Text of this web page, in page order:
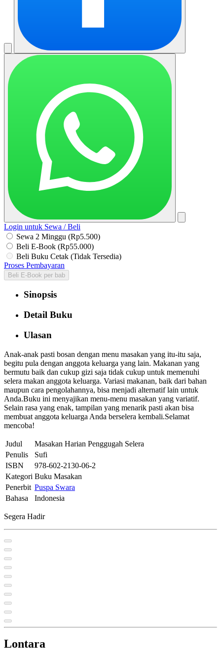
Login untuk Sewa / Beli
Sewa 2 Minggu (Rp5.500)
Beli E-Book (Rp55.000)
Beli Buku Cetak (Tidak Tersedia)
Proses Pembayaran
Beli E-Book per bab
Sinopsis
Detail Buku
Ulasan
Anak-anak pasti bosan dengan menu masakan yang itu-itu saja,
begitu pula dengan anggota keluarga yang lain. Makanan yang
bermutu baik dan cukup gizi saja tidak cukup untuk memenuhi
selera makan anggota keluarga. Variasi makanan, baik dari bahan
maupun cara pengolahannya, bisa menjadi alternatif lain untuk
Anda.Buku ini menyajikan menu-menu masakan yang variatif.
Selain rasa yang enak, tampilan yang menarik pasti akan bisa
membuat anggota keluarga Anda berselera kembali.Selamat
mencoba!
Judul
Masakan Harian Penggugah Selera
Penulis
Sufi
ISBN
978-602-2130-06-2
Kategori Buku Masakan
Penerbit Puspa Swara
Bahasa
Indonesia
Segera Hadir
Lontara